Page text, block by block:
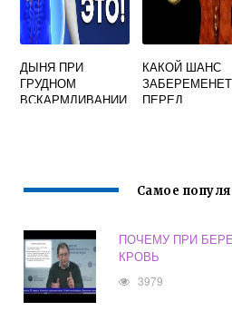
ДЫНЯ ПРИ
ГРУДНОМ
ВСКАРМЛИВАНИИ
КАКОЙ ШАНС
ПЕРЕД
Самое
ПОЧЕМУ ПРИ
КРОВЬ
3979